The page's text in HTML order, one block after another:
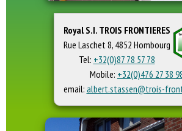
Royal S.I. TROIS FRONTIERES
Rue Laschet 8, 4852 Hombourg
Tel: +32(0)87 78 57 78
Mobile: +32(0)476 27 38
email: albert.stassen@trois-